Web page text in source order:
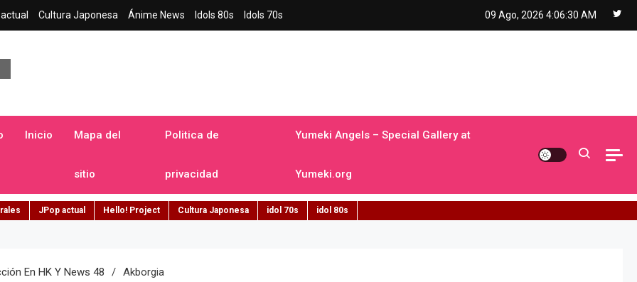
Cultura Japonesa Ánime News Idols 80s Idols 70s 09 Ago, 2026 4:06:31 AM
Inicio Mapa del
sitio
Politica de
privacidad
Yumeki Angels – Special Gallery at
Yumeki.org
JPop actual Hello! Project Cultura Japonesa idol 70s idol 80s
En HK Y News 48 Akborgia